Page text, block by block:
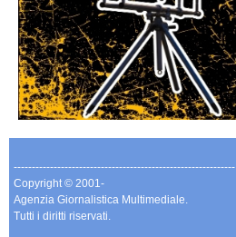
-------------------------------------------------------------
Copyright © 2001-
Agenzia Giornalistica Multimediale.
Tutti i diritti riservati.